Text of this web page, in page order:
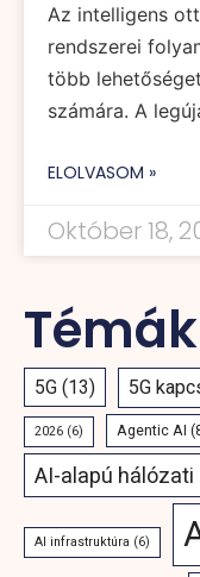
Az intelligens
rendszerei
több
számára. A
ELOLVASOM »
Október 18,
Témák
5G (13) 5G
2026 (6) Agentic AI
AI-alapú
AI infrastruktúra (6)